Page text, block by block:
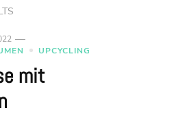
UPCYCLING
mit